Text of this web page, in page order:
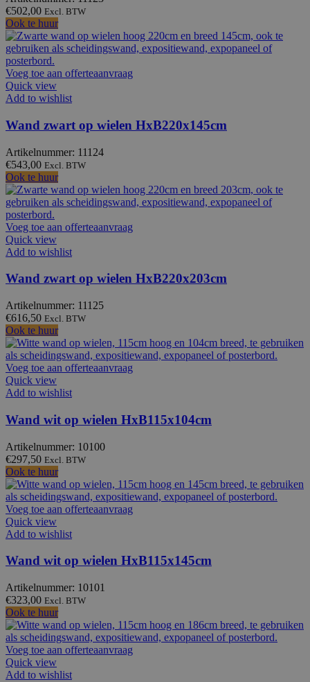
€502,00 Excl. BTW
Ook te huur
Voeg toe aan offerteaanvraag
Quick view
Add to wishlist
Wand zwart op wielen HxB220x145cm
Artikelnummer: 11124
€543,00 Excl. BTW
Ook te huur
Voeg toe aan offerteaanvraag
Quick view
Add to wishlist
Wand zwart op wielen HxB220x203cm
Artikelnummer: 11125
€616,50 Excl. BTW
Ook te huur
Voeg toe aan offerteaanvraag
Quick view
Add to wishlist
Wand wit op wielen HxB115x104cm
Artikelnummer: 10100
€297,50 Excl. BTW
Ook te huur
Voeg toe aan offerteaanvraag
Quick view
Add to wishlist
Wand wit op wielen HxB115x145cm
Artikelnummer: 10101
€323,00 Excl. BTW
Ook te huur
Voeg toe aan offerteaanvraag
Quick view
Add to wishlist